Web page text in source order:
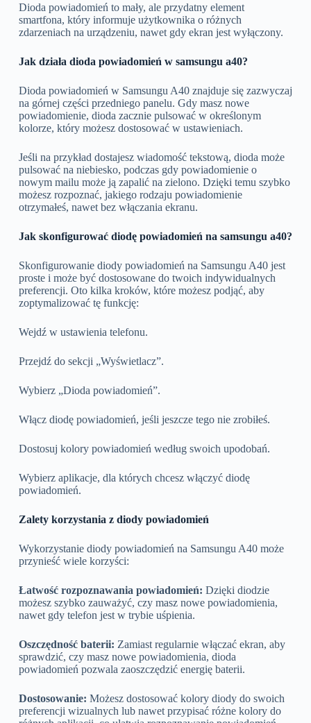
Dioda powiadomień to mały, ale przydatny element
smartfona, który informuje użytkownika o różnych
zdarzeniach na urządzeniu, nawet gdy ekran jest wyłączony.
Jak działa dioda powiadomień w samsungu a40?
Dioda powiadomień w Samsungu A40 znajduje się zazwyczaj
na górnej części przedniego panelu. Gdy masz nowe
powiadomienie, dioda zacznie pulsować w określonym
kolorze, który możesz dostosować w ustawieniach.
Jeśli na przykład dostajesz wiadomość tekstową, dioda może
pulsować na niebiesko, podczas gdy powiadomienie o
nowym mailu może ją zapalić na zielono. Dzięki temu szybko
możesz rozpoznać, jakiego rodzaju powiadomienie
otrzymałeś, nawet bez włączania ekranu.
Jak skonfigurować diodę powiadomień na samsungu a40?
Skonfigurowanie diody powiadomień na Samsungu A40 jest
proste i może być dostosowane do twoich indywidualnych
preferencji. Oto kilka kroków, które możesz podjąć, aby
zoptymalizować tę funkcję:
Wejdź w ustawienia telefonu.
Przejdź do sekcji „Wyświetlacz”.
Wybierz „Dioda powiadomień”.
Włącz diodę powiadomień, jeśli jeszcze tego nie zrobiłeś.
Dostosuj kolory powiadomień według swoich upodobań.
Wybierz aplikacje, dla których chcesz włączyć diodę
powiadomień.
Zalety korzystania z diody powiadomień
Wykorzystanie diody powiadomień na Samsungu A40 może
przynieść wiele korzyści:
Łatwość rozpoznawania powiadomień: Dzięki diodzie
możesz szybko zauważyć, czy masz nowe powiadomienia,
nawet gdy telefon jest w trybie uśpienia.
Oszczędność baterii: Zamiast regularnie włączać ekran, aby
sprawdzić, czy masz nowe powiadomienia, dioda
powiadomień pozwala zaoszczędzić energię baterii.
Dostosowanie: Możesz dostosować kolory diody do swoich
preferencji wizualnych lub nawet przypisać różne kolory do